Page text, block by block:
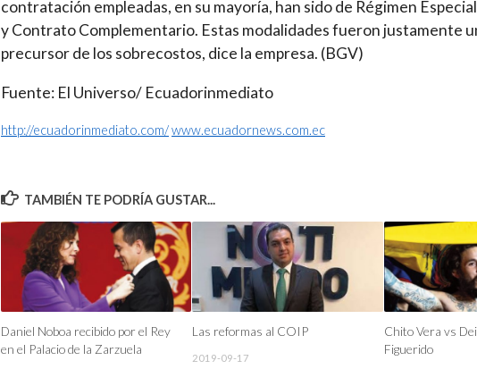
contratación empleadas, en su mayoría, han sido de Régimen Especial
y Contrato Complementario. Estas modalidades fueron justamente
precursor de los sobrecostos, dice la empresa. (BGV)
Fuente: El Universo/ Ecuadorinmediato
http://ecuadorinmediato.com/www.ecuadornews.com.ec
TAMBIÉN TE PODRÍA GUSTAR...
Daniel Noboa recibido por el Rey
en el Palacio de la Zarzuela
Las reformas al COIP
2019-09-17
Chito Vera vs
Figuerido